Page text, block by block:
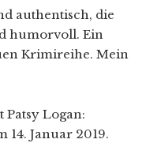
authentisch, die
humorvoll. Ein
Krimireihe. Mein
Patsy Logan:
14. Januar 2019.